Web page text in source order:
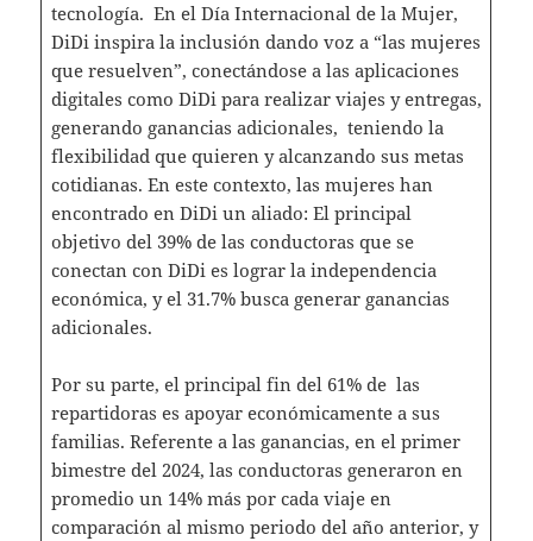
tecnología. En el Día Internacional de la Mujer,
DiDi inspira la inclusión dando voz a “las mujeres
que resuelven”, conectándose a las aplicaciones
digitales como DiDi para realizar viajes y entregas,
generando ganancias adicionales, teniendo la
flexibilidad que quieren y alcanzando sus metas
cotidianas. En este contexto, las mujeres han
encontrado en DiDi un aliado: El principal
objetivo del 39% de las conductoras que se
conectan con DiDi es lograr la independencia
económica, y el 31.7% busca generar ganancias
adicionales.
Por su parte, el principal fin del 61% de las
repartidoras es apoyar económicamente a sus
familias. Referente a las ganancias, en el primer
bimestre del 2024, las conductoras generaron en
promedio un 14% más por cada viaje en
comparación al mismo periodo del año anterior, y